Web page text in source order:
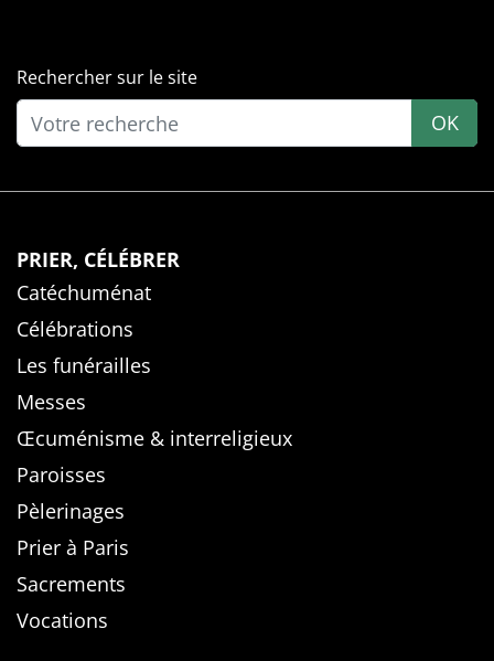
Rechercher sur le site
OK
PRIER, CÉLÉBRER
Catéchuménat
Célébrations
Les funérailles
Messes
Œcuménisme & interreligieux
Paroisses
Pèlerinages
Prier à Paris
Sacrements
Vocations